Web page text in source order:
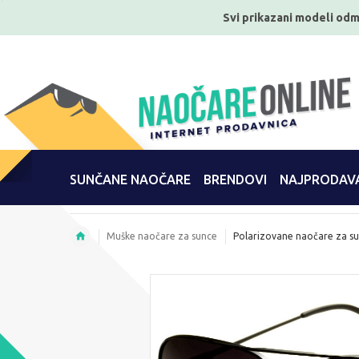
Svi prikazani modeli
SUNČANE NAOČARE BRENDOVI
Muške naočare za sunce Polarizovane naočare za